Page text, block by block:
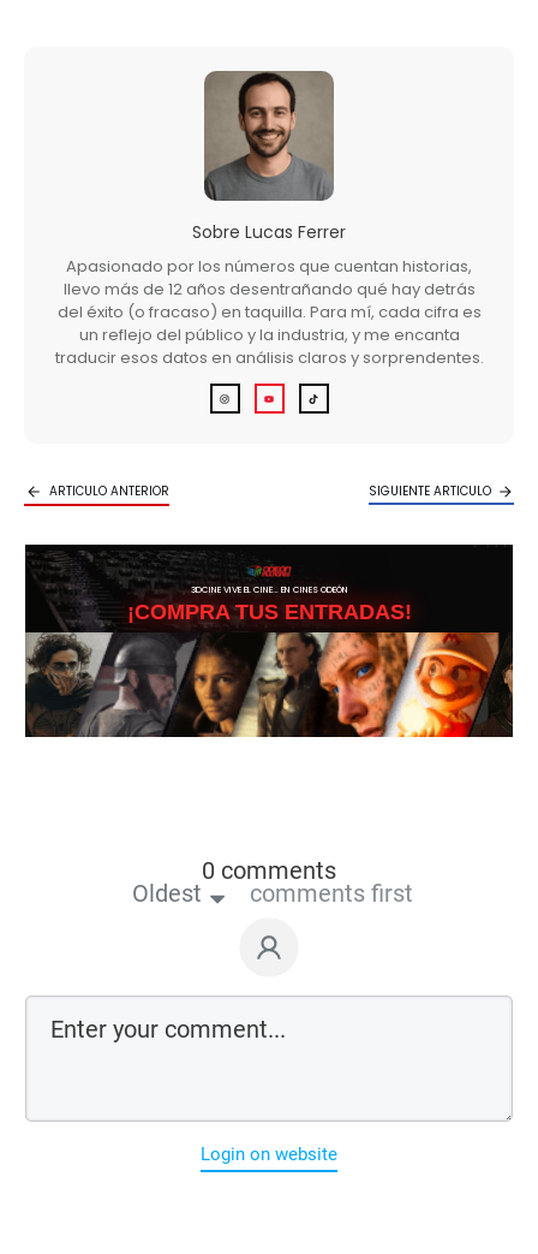
Sobre Lucas Ferrer
Apasionado por los números que cuentan historias,
llevo más de 12 años desentrañando qué hay detrás
del éxito (o fracaso) en taquilla. Para mí, cada cifra es
un reflejo del público y la industria, y me encanta
traducir esos datos en análisis claros y sorprendentes.
ARTICULO ANTERIOR SIGUIENTE ARTICULO
3DCINE VIVE EL CINE… EN CINES ODEÓN
¡COMPRA TUS ENTRADAS!
0 comments
Oldest comments first
Login on website